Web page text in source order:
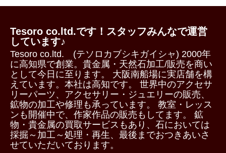
Tesoro co.ltd.です！スタッフみんなで運営
しています♪
Tesoro co.ltd. (テソロカブシキガイシャ) 2000年
に高知県で創業。貴金属・天然石加工/販売を商い
として今日に至ります。 大阪南船場に実店舗を構
えています。本社は高知です。 世界中のアクセサ
リーパーツ、アクセサリー・ジュエリーの販売、
鉱物の加工や修理も承っています。 教室・レッス
ンも開催中で、作家作品の販売もしてます。 鉱
物・貴金属の買取サービスもあり、石においては
採掘～加工～処理・再生、最後までおつきあいさ
せていただいております。